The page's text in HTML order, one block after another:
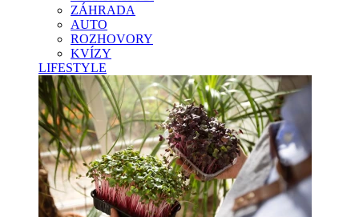
ZÁHRADA
AUTO
ROZHOVORY
KVÍZY
LIFESTYLE